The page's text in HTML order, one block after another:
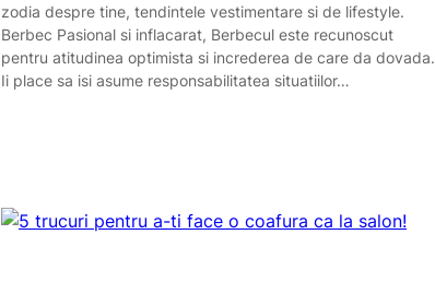
zodia despre tine, tendintele vestimentare si de lifestyle.
Berbec Pasional si inflacarat, Berbecul este recunoscut
pentru atitudinea optimista si increderea de care da dovada.
Ii place sa isi asume responsabilitatea situatiilor…